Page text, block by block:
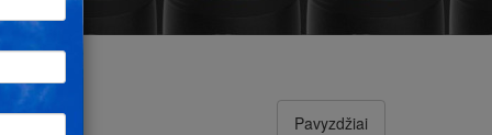
Pavyzdžiai